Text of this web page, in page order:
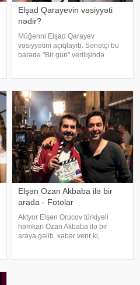
Elşad Qarayevin vəsiyyəti
nədir?
Müğənni Elşad Qarayev
vəsiyyətini açıqlayıb. Sənətçi bu
barədə "Bir gün" verilişində
köçəcəyik. Amma köçməyin d
Elşən Ozan Akbaba ilə bir
arada - Fotolar
Aktyor Elşən Orucov türkiyəli
həmkarı Ozan Akbaba ilə bir
araya gəlib. xəbər verir ki,